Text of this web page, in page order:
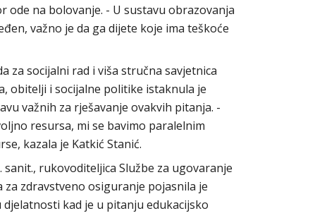
na bolovanje. - U sustavu obrazovanja
važno je da ga dijete koje ima teškoće
za socijalni rad i viša stručna savjetnica
obitelji i socijalne politike istaknula je
važnih za rješavanje ovakvih pitanja. -
resursa, mi se bavimo paralelnim
kazala je Katkić Stanić.
sanit., rukovoditeljica Službe za ugovaranje
zdravstveno osiguranje pojasnila je
kad je u pitanju edukacijsko